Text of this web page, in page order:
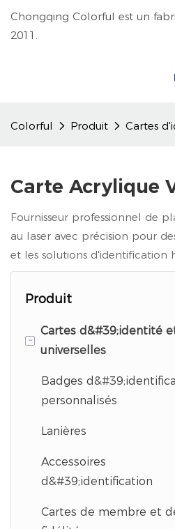
Chongqing Colorful est un
2011.
Colorful Produit Cartes
Carte Acrylique
Fournisseur professionnel de
au laser avec précision pour
et les solutions
Produit
-
Cartes d&#39;identité
universelles
Badges
personnalisés
Lanières
Accessoires
d&#39;identification
Cartes de membre et